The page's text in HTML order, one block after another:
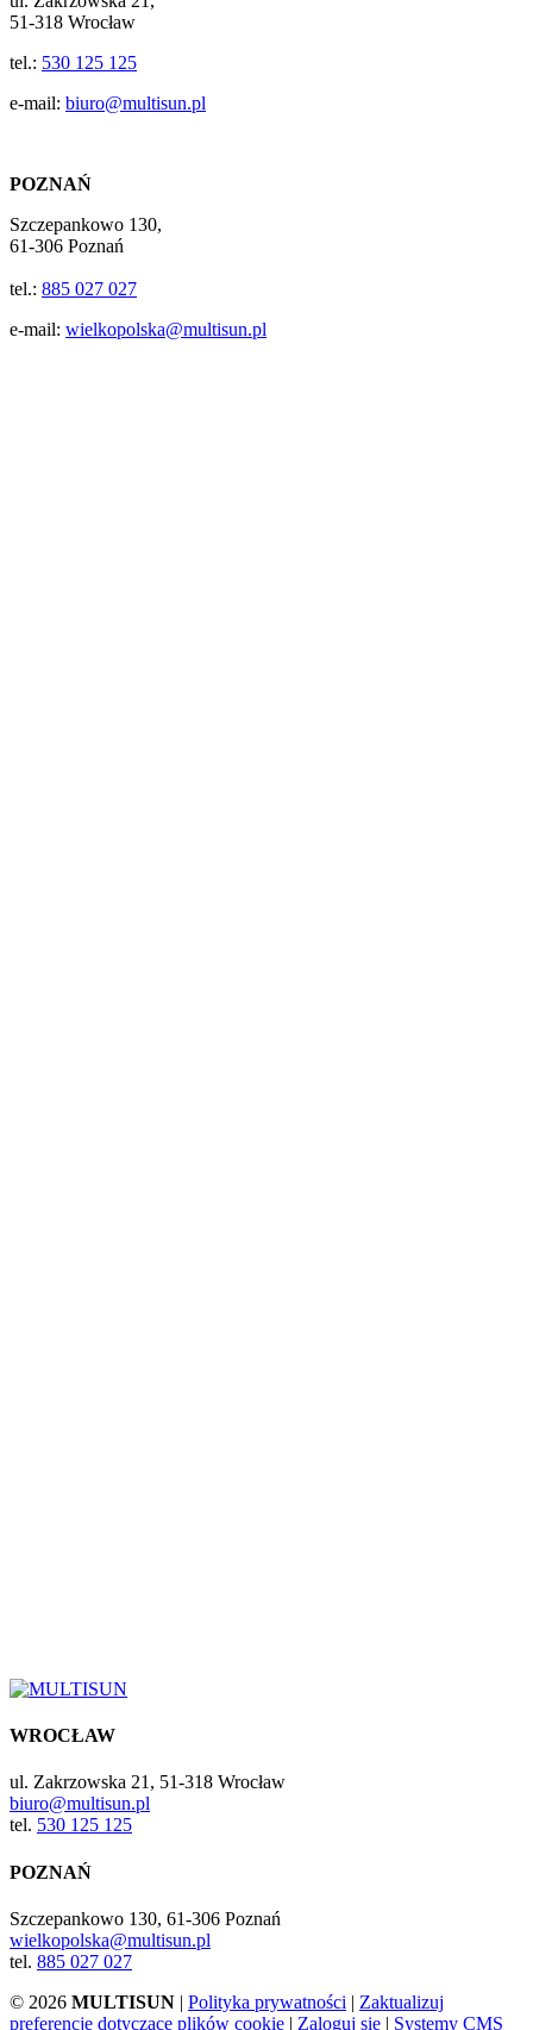
51-318 Wrocław
tel.: 530 125 125
e-mail: biuro@multisun.pl
POZNAŃ
Szczepankowo 130,
61-306 Poznań
tel.: 885 027 027
e-mail: wielkopolska@multisun.pl
WROCŁAW
ul. Zakrzowska 21, 51-318 Wrocław
biuro@multisun.pl
tel. 530 125 125
POZNAŃ
Szczepankowo 130, 61-306 Poznań
wielkopolska@multisun.pl
tel. 885 027 027
© 2026 MULTISUN | Polityka prywatności | Zaktualizuj
preferencje dotyczące plików cookie | Zaloguj się | Systemy CMS